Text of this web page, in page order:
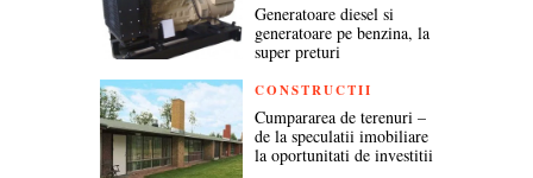
Generatoare diesel si
generatoare pe benzina, la
super preturi
CONSTRUCTII
Cumpararea de terenuri –
de la speculatii imobiliare
la oportunitati de investitii